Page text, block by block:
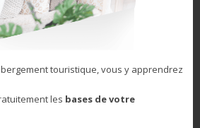
vente.
celui des
de votre ville
touristique, vous y apprendrez
les bases de votre